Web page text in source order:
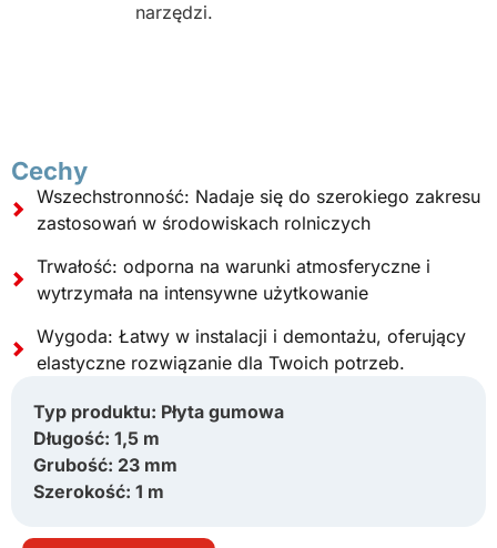
narzędzi.
Cechy
Wszechstronność: Nadaje się do szerokiego zakresu
zastosowań w środowiskach rolniczych
Trwałość: odporna na warunki atmosferyczne i
wytrzymała na intensywne użytkowanie
Wygoda: Łatwy w instalacji i demontażu, oferujący
elastyczne rozwiązanie dla Twoich potrzeb.
Typ produktu: Płyta gumowa
Długość: 1,5 m
Grubość: 23 mm
Szerokość: 1 m